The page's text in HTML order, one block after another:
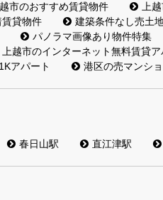
越市のおすすめ賃貸物件
上
賃貸物件 建築条件なし売土
パノラマ画像あり物件特集
上越市のインターネット無料賃貸ア
アパート
港区の売マンシ
春日山駅 直江津駅